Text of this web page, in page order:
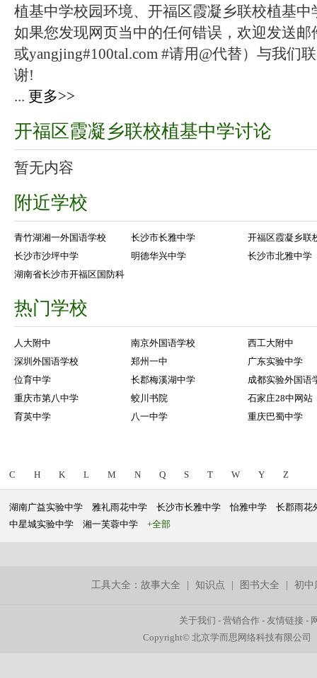
植基中学校园环境、开福区霞凝乡联校植基中
如果您发现网页当中的任何错误，欢迎发送邮
或yangjing#100tal.com #请用@代替）与我们
谢!
... 更多>>
开福区霞凝乡联校植基中学讨论
暂无内容
附近学校
青竹湖湘一外国语学校 长沙市长雅中学
开福区霞凝乡联
长沙市沙坪中学
明德华兴中学
长沙市北雅中学
湖南省长沙市开福区国防科
热门学校
人大附中 南京外国语学校
西工大附中
深圳外国语学校
郑州一中
广东实验中学
位育中学
长郡梅溪湖中学
成都实验外国语
重庆市第八中学
蛟川书院
石家庄28中网站
育英中学
八一中学 重庆巴蜀中学
C H K L M N Q S T W Y Z
湖南广益实验中学 雅礼雨花中学 长沙市长雅中学 怡雅中学
长郡雨花
中星城实验中学
湘一芙蓉中学 +全部
工具大全：故事大全 |知识点 图书大全 |初中
关于我们 -营销合作 -友情链接 -
Copyright© 北京学而思网络科技有限公司